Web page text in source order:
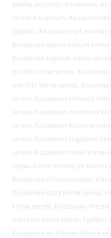
takma ücretleri Kocasinan,
servisi Kocasinan, Kocasinan
fiyatları, Kocasinan vrf montaj
Kocasinan demirdöküm klima
Kocasinan baymak klima
profilo klima servisi,
electric klima servisi,
servisi, Kocasinan mitsuco
servisi, Kocasinan diomond
servisi, Kocasinan Rubenis
servisi, Kocasinan frigidaire
servisi, Kocasinan funai klima
hassas klima montaj ve bakım
Kocasinan climatemaster
Kocasinan stulz klima servisi,
klima servisi, Kocasinan
merkezi klima bakım fiyatları,
Kocasinan ev kliması sökme